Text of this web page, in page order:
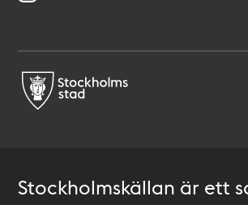
Stockholmskällan är ett